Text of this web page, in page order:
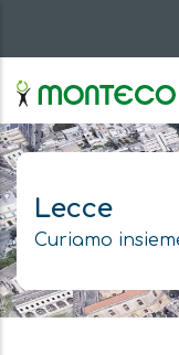
al
contenuto
principale
Lecce
Curiamo